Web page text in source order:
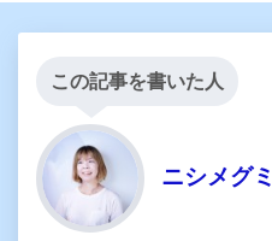
この記事を書いた人
ニシメグミ